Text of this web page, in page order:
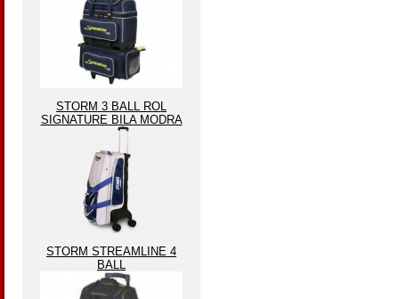
STORM 3 BALL ROL
SIGNATURE BILA MODRA
STORM STREAMLINE 4
BALL